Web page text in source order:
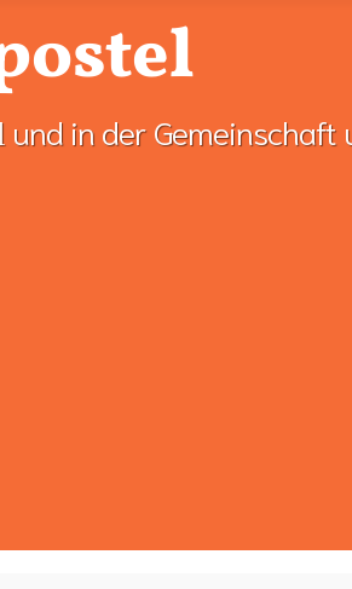
und in der Gemeinschaft